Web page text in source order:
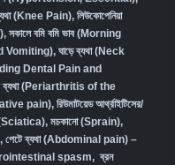
(Knee Pain), লিউকোপেনিয়া
, সকালে বমি বমি ভাব (Morning
Vomiting), ঘাড়ে ব্যথা (Neck
Dental Pain and
ব্যথা (Periarthritis of the
pain), রিউমাটয়েড আর্থ্রাইটিসের/
(Sciatica), মচকানো (Sprain),
, পেটে ব্যথা (Abdominal pain) –
spasm, ব্রন